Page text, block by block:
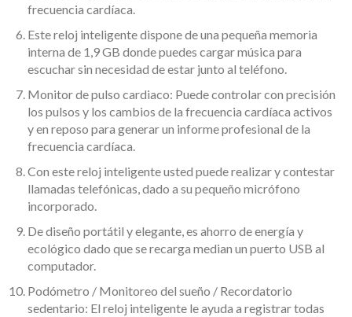
frecuencia cardíaca.
Este reloj inteligente dispone de una pequeña memoria
interna de 1,9 GB donde puedes cargar música para
escuchar sin necesidad de estar junto al teléfono.
Monitor de pulso cardiaco: Puede controlar con precisión
los pulsos y los cambios de la frecuencia cardíaca activos
y en reposo para generar un informe profesional de la
frecuencia cardíaca.
Con este reloj inteligente usted puede realizar y contestar
llamadas telefónicas, dado a su pequeño micrófono
incorporado.
De diseño portátil y elegante, es ahorro de energía y
ecológico dado que se recarga median un puerto USB al
computador.
Podómetro / Monitoreo del sueño / Recordatorio
sedentario: El reloj inteligente le ayuda a registrar todas